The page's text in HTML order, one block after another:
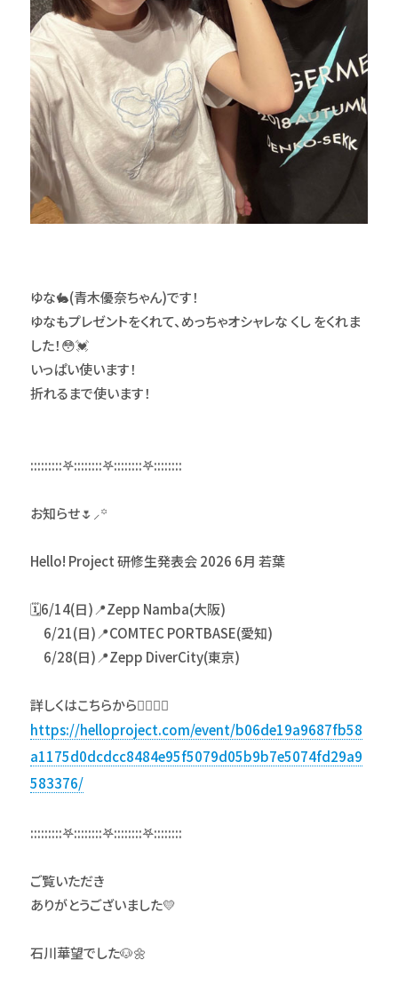
ゆな🐇(青木優奈ちゃん)です！
ゆなもプレゼントをくれて、めっちゃオシャレな くし をくれま
した！😳💓
いっぱい使います！
折れるまで使います！
:::::::::𖤐::::::::𖤐::::::::𖤐::::::::
お知らせ🌷⸝꙳
Hello! Project 研修生発表会 2026 6月 若葉
🗓️6/14(日)📍Zepp Namba(大阪)
6/21(日)📍COMTEC PORTBASE(愛知)
6/28(日)📍Zepp DiverCity(東京)
詳しくはこちらから💁🏻‍♀️✨
https://helloproject.com/event/b06de19a9687fb58
a1175d0dcdcc8484e95f5079d05b9b7e5074fd29a9
583376/
:::::::::𖤐::::::::𖤐::::::::𖤐::::::::
ご覧いただき
ありがとうございました💛
石川華望でした🐶🌼